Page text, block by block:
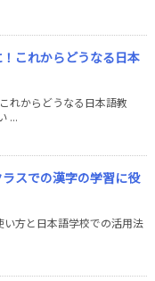
これからどうなる日本
れからどうなる日本語教
...
ラスでの漢字の学習に役
方と日本語学校での活用法